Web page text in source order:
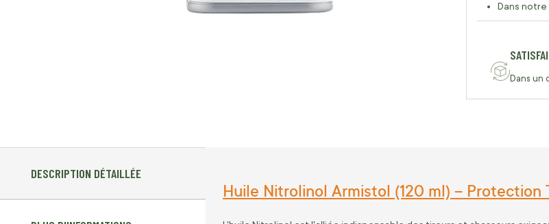
Dans
Dans un
DESCRIPTION DÉTAILLÉE
Huile Nitrolinol Armistol (120 ml) – Protection